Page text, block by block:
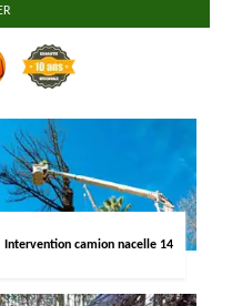
Intervention camion nacelle 14